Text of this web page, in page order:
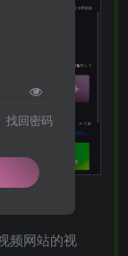
频网站的视
找回密码